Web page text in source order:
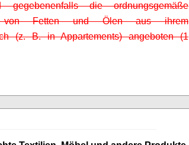
gegebenenfalls die ordnungsgemäße
von Fetten und Ölen aus ihrem
(z. B. in Appartements) angeboten (1